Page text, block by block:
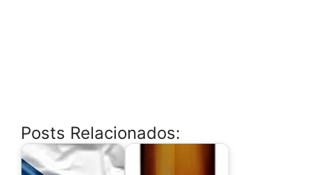
Posts Relacionados: